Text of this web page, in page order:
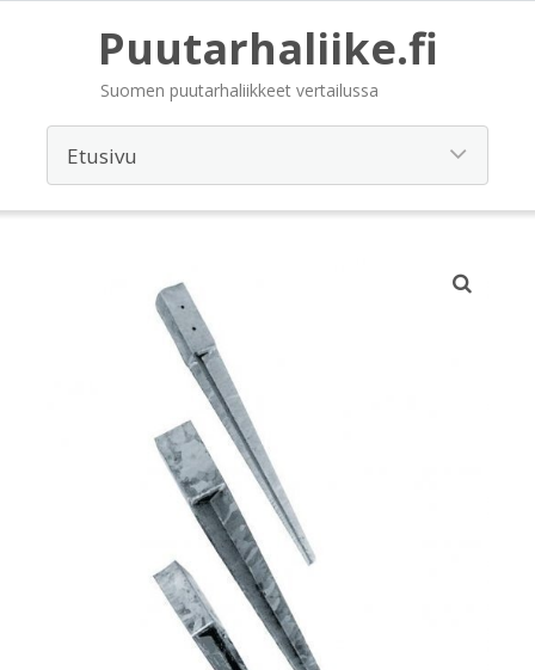
Puutarhaliike.fi
Suomen puutarhaliikkeet vertailussa